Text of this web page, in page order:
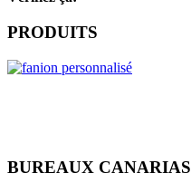
PRODUITS
BUREAUX CANARIAS